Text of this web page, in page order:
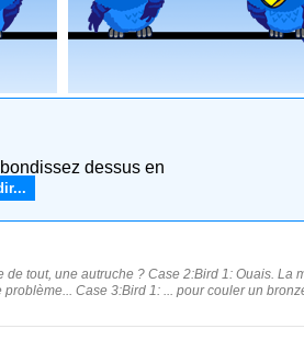
dessus en
de tout, une autruche ? Case 2:Bird 1: Ouais.
Case 3:Bird 1: ... pour couler un